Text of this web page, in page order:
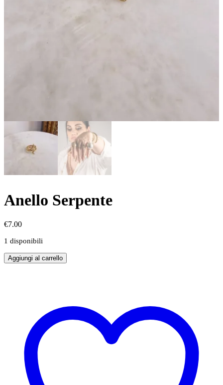
Anello Serpente
€7.00
1 disponibili
Aggiungi al carrello